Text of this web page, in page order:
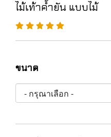
ไม้เท้าค้ำยัน แบบไม้
ขนาด